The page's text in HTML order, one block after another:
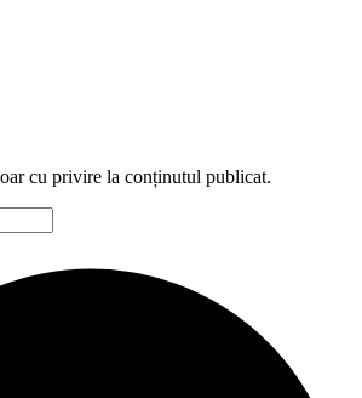
cu privire la conținutul publicat.